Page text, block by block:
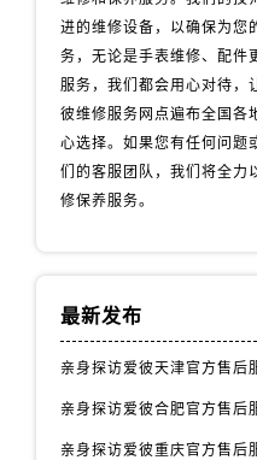
进的维修设备，以确保为您
务，无论是手表维修、配件
服务，我们都会用心对待，
彼维修服务网点遍布全国各
心选择。如果您有任何问题
们的客服团队，我们将全力
修保养服务。
最新发布